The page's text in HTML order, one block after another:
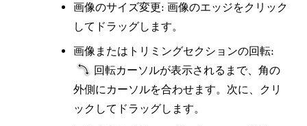
画像のサイズ変更: 画像のエッジをクリック
してドラッグします。
画像またはトリミングセクションの回転:
回転カーソルが表示されるまで、角の
外側にカーソルを合わせます。次に、クリ
ックしてドラッグします。